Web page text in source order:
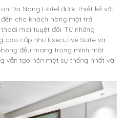
Da Nang Hotel được thiết kế với
cho khách hàng một trải
mái tuyệt đối. Từ những
cao cấp như Executive Suite và
đều mang trong mình một
vẫn tạo nên một sự thống nhất và